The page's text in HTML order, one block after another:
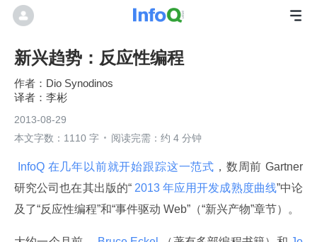
新兴趋势：反应性编程
Dio Synodinos
李彬
2013-08-29
本文字数：1110 字
阅读完需：约 4 分钟
InfoQ 在几年以前就开始跟踪这一范式 ，数周前 Gartner
研究公司也在其出版的“ 2013 年应用开发成熟度曲线”中论
及了“反应性编程”和“事件驱动 Web”（“新兴产物”章节）。